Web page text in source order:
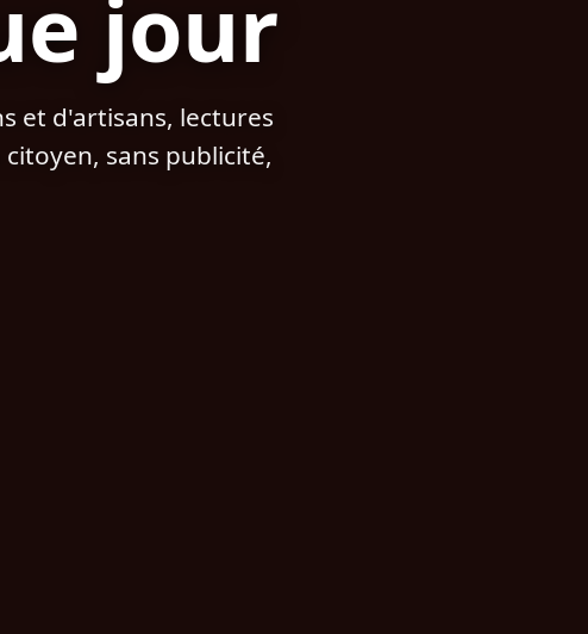
jour
et d'artisans, lectures
sans publicité,